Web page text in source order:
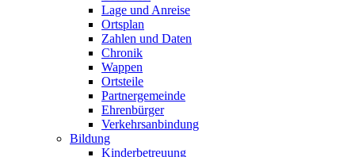
Lage und Anreise
Ortsplan
Zahlen und Daten
Chronik
Wappen
Ortsteile
Partnergemeinde
Ehrenbürger
Verkehrsanbindung
Bildung
Kinderbetreuung